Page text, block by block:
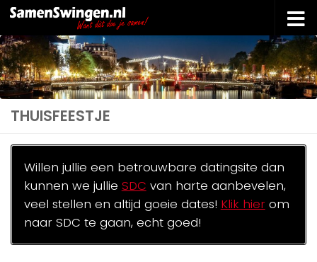
Doorgaan naar inhoud
THUISFEESTJE
Willen jullie een betrouwbare datingsite dan
kunnen we jullie SDC van harte aanbevelen,
veel stellen en altijd goeie dates! Klik hierom
naar SDC te gaan, echt goed!